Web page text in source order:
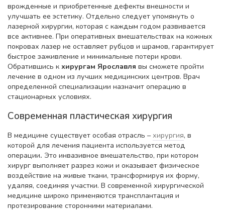
врожденные и приобретенные дефекты внешности и
улучшать ее эстетику. Отдельно следует упомянуть о
лазерной хирургии, которая с каждым годом развивается
все активнее. При оперативных вмешательствах на кожных
покровах лазер не оставляет рубцов и шрамов, гарантирует
быстрое заживление и минимальные потери крови.
Обратившись к хирургам Ярославля вы сможете пройти
лечение в одном из лучших медицинских центров. Врач
определенной специализации назначит операцию в
стационарных условиях.
Современная пластическая хирургия
В медицине существует особая отрасль – хирургия, в
которой для лечения пациента используется метод
операции. Это инвазивное вмешательство, при котором
хирург выполняет разрез кожи и оказывает физическое
воздействие на живые ткани, трансформируя их форму,
удаляя, соединяя участки. В современной хирургической
медицине широко применяются трансплантация и
протезирование сторонними материалами.